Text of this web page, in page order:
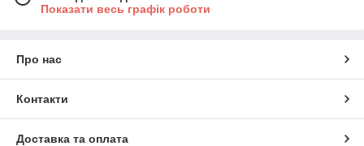
Показати весь графік роботи
Про нас
Контакти
Доставка та оплата